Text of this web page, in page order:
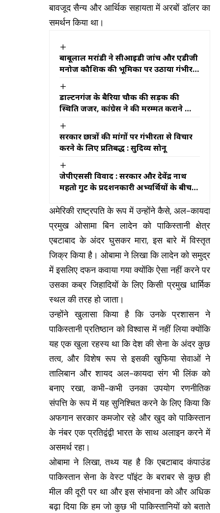
बावजूद सैन्य और आर्थिक सहायता में अरबों डॉलर का
समर्थन किया था।
बाबूलाल मरांडी ने सीआईडी जांच और एडीजी
मनोज कौशिक की भूमिका पर उठाया गंभीर
डाल्टनगंज के बैरिया चौक की सड़क की
स्थिति जर्जर, कांग्रेस ने की मरम्मत कराने की
सरकार छात्रों की मांगों पर गंभीरता से विचार
करने के लिए प्रतिबद्ध : सुदिव्य सोनू
जेपीएससी विवाद : सरकार और देवेंद्र नाथ
महतो गुट के प्रदर्शनकारी अभ्यर्थियों के बीच
अमेरिकी राष्ट्रपति के रूप में उन्होंने कैसे, अल-कायदा
प्रमुख ओसामा बिन लादेन को पाकिस्तानी क्षेत्र
एबटाबाद के अंदर घुसकर मारा, इस बारे में विस्तृत
जिक्र किया है। ओबामा ने लिखा कि लादेन को समुद्र
में इसलिए दफन कवाया गया क्योंकि ऐसा नहीं करने पर
उसका कब्र जिहादियों के लिए किसी प्रमुख धार्मिक
स्थल की तरह हो जाता।
उन्होंने खुलासा किया है कि उनके प्रशासन ने
पाकिस्तानी प्रतिष्ठान को विश्वास में नहीं लिया क्योंकि
यह एक खुला रहस्य था कि देश की सेना के अंदर कुछ
तत्व, और विशेष रूप से इसकी खुफिया सेवाओं ने
तालिबान और शायद अल-कायदा संग भी लिंक को
बनाए रखा, कभी-कभी उनका उपयोग रणनीतिक
संपत्ति के रूप में यह सुनिश्चित करने के लिए किया कि
अफगान सरकार कमजोर रहे और खुद को पाकिस्तान
के नंबर एक प्रतिद्वंद्वी भारत के साथ अलाइन करने में
असमर्थ रहा।
ओबामा ने लिखा, तथ्य यह है कि एबटाबाद कंपाउंड
पाकिस्तान सेना के वेस्ट पॉइंट के बराबर से कुछ ही
मील की दूरी पर था और इस संभावना को और अधिक
बढ़ा दिया कि हम जो कुछ भी पाकिस्तानियों को बताते